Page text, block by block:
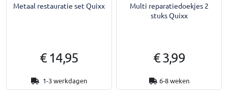
Metaal restauratie set Quixx
€ 14,95
1-3 werkdagen
Multi reparatiedoekjes 2
stuks Quixx
€ 3,99
6-8 weken